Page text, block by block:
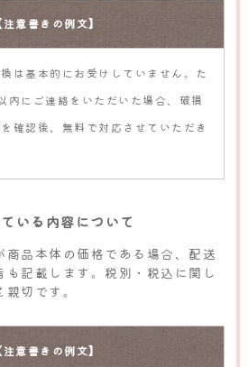
注意書きの例文】
は基本的にお受けしていません。た
内にご連絡をいただいた場合、破損
確認後、無料で対応させていただき
いる内容について
商品本体の価格である場合、配送
も記載します。税別・税込に関し
切です。
注意書きの例文】